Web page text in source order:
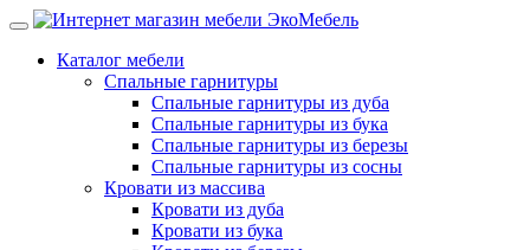
Каталог мебели
Спальные гарнитуры
Спальные гарнитуры из дуба
Спальные гарнитуры из бука
Спальные гарнитуры из березы
Спальные гарнитуры из сосны
Кровати из массива
Кровати из дуба
Кровати из бука